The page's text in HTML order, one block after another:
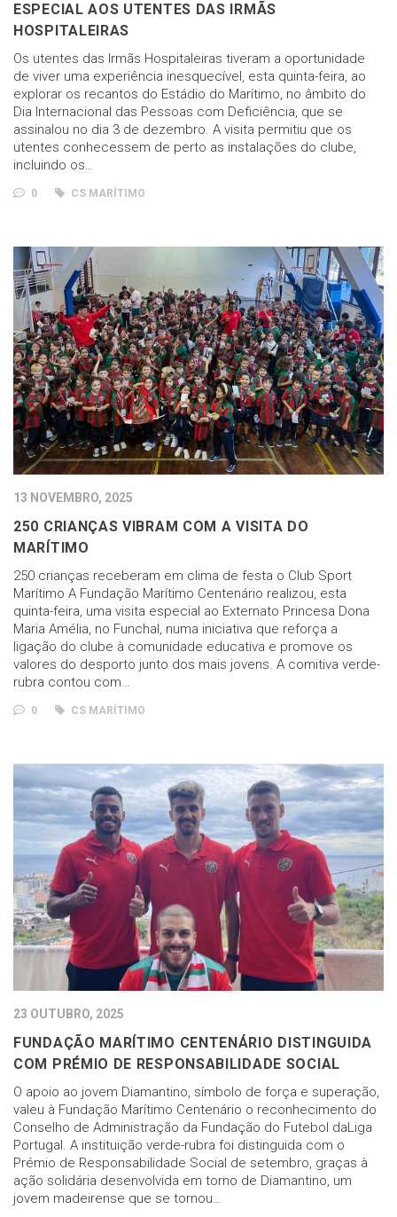
ESPECIAL AOS UTENTES DAS IRMÃS
HOSPITALEIRAS
Os utentes das Irmãs Hospitaleiras tiveram a oportunidade
de viver uma experiência inesquecível, esta quinta-feira, ao
explorar os recantos do Estádio do Marítimo, no âmbito do
Dia Internacional das Pessoas com Deficiência, que se
assinalou no dia 3 de dezembro. A visita permitiu que os
utentes conhecessem de perto as instalações do clube,
incluindo os…
0 CS MARÍTIMO
13 NOVEMBRO, 2025
250 CRIANÇAS VIBRAM COM A VISITA DO
MARÍTIMO
250 crianças receberam em clima de festa o Club Sport
Marítimo A Fundação Marítimo Centenário realizou, esta
quinta-feira, uma visita especial ao Externato Princesa Dona
Maria Amélia, no Funchal, numa iniciativa que reforça a
ligação do clube à comunidade educativa e promove os
valores do desporto junto dos mais jovens. A comitiva verde-
rubra contou com…
0 CS MARÍTIMO
23 OUTUBRO, 2025
FUNDAÇÃO MARÍTIMO CENTENÁRIO DISTINGUIDA
COM PRÉMIO DE RESPONSABILIDADE SOCIAL
O apoio ao jovem Diamantino, símbolo de força e superação,
valeu à Fundação Marítimo Centenário o reconhecimento do
Conselho de Administração da Fundação do Futebol daLiga
Portugal. A instituição verde-rubra foi distinguida com o
Prémio de Responsabilidade Social de setembro, graças à
ação solidária desenvolvida em torno de Diamantino, um
jovem madeirense que se tornou…